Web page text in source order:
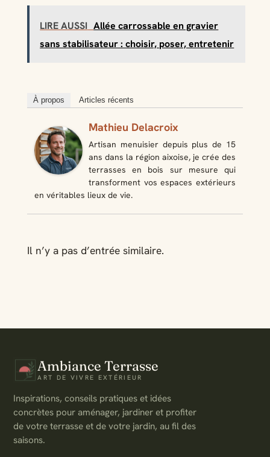
LIRE AUSSI Allée carrossable en gravier
sans stabilisateur : choisir, poser, entretenir
À propos Articles récents
Mathieu Delacroix
Artisan menuisier depuis plus de 15
ans dans la région aixoise, je crée des
terrasses en bois sur mesure qui
transforment vos espaces extérieurs
en véritables lieux de vie.
Il n’y a pas d’entrée similaire.
Ambiance Terrasse
ART DE VIVRE EXTÉRIEUR
Inspirations, conseils pratiques et idées
concrètes pour aménager, jardiner et profiter
de votre terrasse et de votre jardin, au fil des
saisons.